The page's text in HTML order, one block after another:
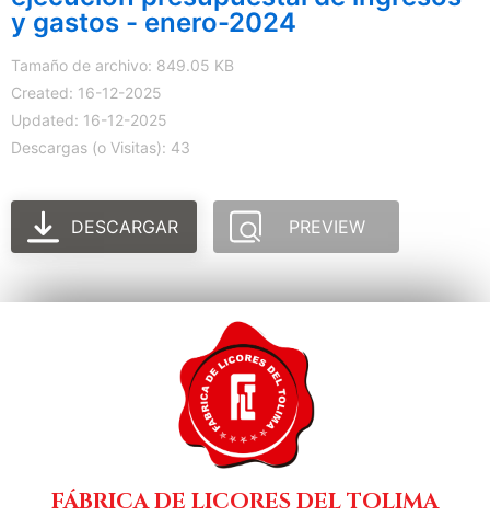
y gastos - enero-2024
Tamaño de archivo: 849.05 KB
Created: 16-12-2025
Updated: 16-12-2025
Descargas (o Visitas): 43
DESCARGAR PREVIEW
FÁBRICA DE LICORES DEL TOLIMA